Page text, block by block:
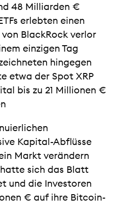
48 Milliarden €
erlebten einen
BlackRock verlor
einzigen Tag
hingegen
etwa der Spot XRP
bis zu 21 Millionen €
Kapital-Abflüsse
Markt verändern
sich das Blatt
und die Investoren
€ auf ihre Bitcoin-